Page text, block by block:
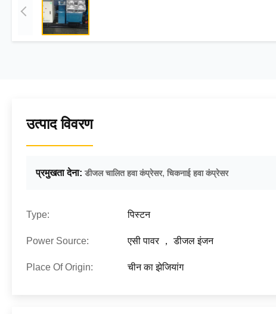
उत्पाद विवरण
प्रमुखता देना: डीजल चालित हवा कंप्रेसर, चिकनाई हवा कंप्रेसर
Type: पिस्टन
Power Source: एसी पावर ， डीजल इंजन
Place Of Origin: चीन का झेजियांग